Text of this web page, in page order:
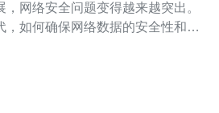
网络安全问题变得越来越突出。
，如何确保网络数据的安全性和稳
成为了企业和个人选择的首选。